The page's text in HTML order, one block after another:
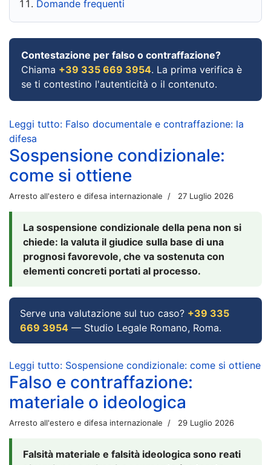
Domande frequenti
Contestazione per falso o contraffazione?
Chiama +39 335 669 3954. La prima verifica è
se ti contestino l'autenticità o il contenuto.
Leggi tutto: Falso documentale e contraffazione: la
difesa
Sospensione condizionale:
come si ottiene
Arresto all'estero e difesa internazionale 27 Luglio 2026
La sospensione condizionale della pena non si
chiede: la valuta il giudice sulla base di una
prognosi favorevole, che va sostenuta con
elementi concreti portati al processo.
Serve una valutazione sul tuo caso? +39 335
669 3954 — Studio Legale Romano, Roma.
Leggi tutto: Sospensione condizionale: come si ottiene
Falso e contraffazione:
materiale o ideologica
Arresto all'estero e difesa internazionale 29 Luglio 2026
Falsità materiale e falsità ideologica sono reati